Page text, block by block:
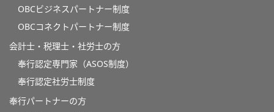
OBCビジネスパートナー制度
OBCコネクトパートナー制度
会計士・税理士・社労士の方
奉行認定専門家（ASOS制度）
奉行認定社労士制度
奉行パートナーの方